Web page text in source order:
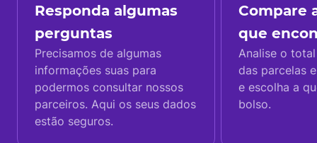
Responda algumas
perguntas
Precisamos de algumas
informações suas para
podermos consultar nossos
parceiros. Aqui os seus dados
estão seguros.
Compare
que
Analise o
das parcelas
e escolha a
bolso.